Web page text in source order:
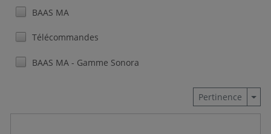
BAAS MA
Télécommandes
BAAS MA - Gamme Sonora
Pertinence